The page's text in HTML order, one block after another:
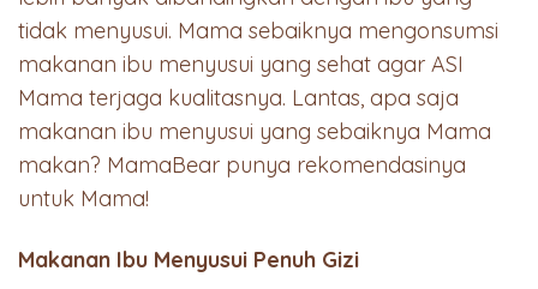
tidak menyusui. Mama sebaiknya mengonsumsi
makanan ibu menyusui yang sehat agar ASI
Mama terjaga kualitasnya. Lantas, apa saja
makanan ibu menyusui yang sebaiknya Mama
makan? MamaBear punya rekomendasinya
untuk Mama!
Makanan Ibu Menyusui Penuh Gizi